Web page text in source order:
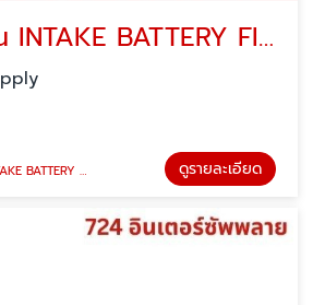
แผ่นกันฝุ่น INTAKE BATTERY FILTER
FILTER ดูรายละเอียด